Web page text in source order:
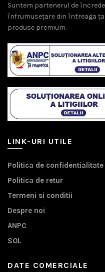
Suntem partenerul de
înfrumusețare din întreaga
produse premium.
LINK-URI UTILE
Politica de confidentialitate
Politica de retur
Termeni si conditii
Despre noi
ANPC
SOL
DATE COMERCIALE